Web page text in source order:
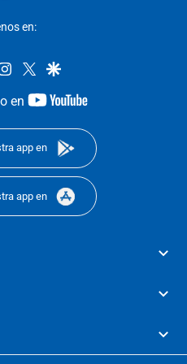
en:
instagram
twittergoogle
en
youtube-
app en
app en